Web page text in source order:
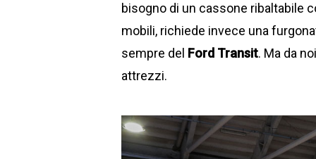
bisogno di un cassone ribaltabile
mobili, richiede invece una
sempre del Ford Transit. Ma da
attrezzi.